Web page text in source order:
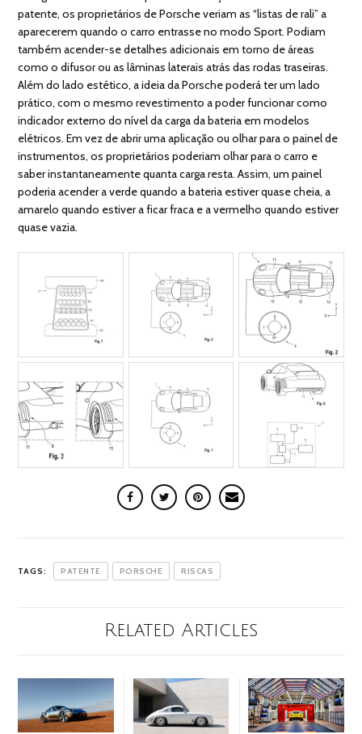
patente, os proprietários de Porsche veriam as “listas de rali” a
aparecerem quando o carro entrasse no modo Sport. Podiam
também acender-se detalhes adicionais em torno de áreas
como o difusor ou as lâminas laterais atrás das rodas traseiras.
Além do lado estético, a ideia da Porsche poderá ter um lado
prático, com o mesmo revestimento a poder funcionar como
indicador externo do nível da carga da bateria em modelos
elétricos. Em vez de abrir uma aplicação ou olhar para o painel de
instrumentos, os proprietários poderiam olhar para o carro e
saber instantaneamente quanta carga resta. Assim, um painel
poderia acender a verde quando a bateria estiver quase cheia, a
amarelo quando estiver a ficar fraca e a vermelho quando estiver
quase vazia.
TAGS: PATENTE PORSCHE RISCAS
Related Articles